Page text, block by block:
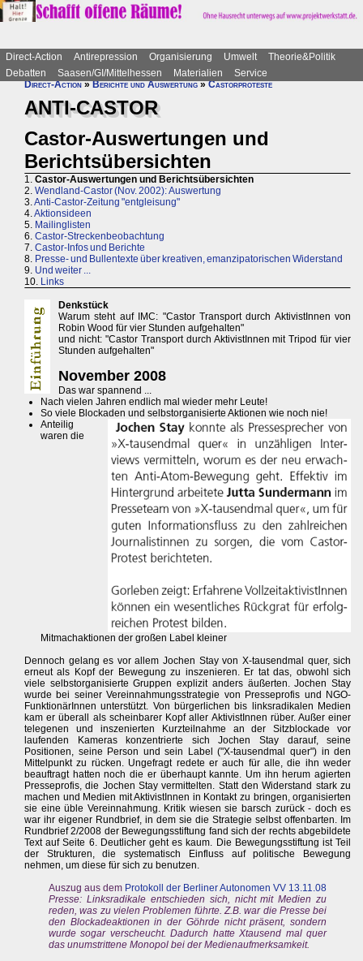
Direct-Action Antirepression Organisierung Umwelt
Theorie&Politik
Debatten
Saasen/GI/Mittelhessen Materialien
Service
Direct-Action»Berichte und Auswertung»Castorproteste
ANTI-CASTOR
Castor-Auswertungen und
Berichtsübersichten
1. Castor-Auswertungen und Berichtsübersichten
2. Wendland-Castor (Nov. 2002): Auswertung
3.Anti-Castor-Zeitung "entgleisung"
4.Aktionsideen
5. Mailinglisten
6. Castor-Streckenbeobachtung
7. Castor-Infos und Berichte
8. Presse- und Bullentexte über kreativen, emanzipatorischen Widerstand
9. Und weiter ...
10. Links
Denkstück
Warum steht auf IMC: "Castor Transport durch AktivistInnen von
Robin Wood für vier Stunden aufgehalten"
und nicht: "Castor Transport durch AktivistInnen mit Tripod für vier
Stunden aufgehalten"
November 2008
Das war spannend ...
Nach vielen Jahren endlich mal wieder mehr Leute!
So viele Blockaden und selbstorganisierte Aktionen wie noch nie!
Anteilig
waren die
Mitmachaktionen der großen Label kleiner
Dennoch gelang es vor allem Jochen Stay von X-tausendmal quer, sich
erneut als Kopf der Bewegung zu inszenieren. Er tat das, obwohl sich
viele selbstorganisierte Gruppen explizit anders äußerten. Jochen Stay
wurde bei seiner Vereinnahmungsstrategie von Presseprofis und NGO-
FunktionärInnen unterstützt. Von bürgerlichen bis linksradikalen Medien
kam er überall als scheinbarer Kopf aller AktivistInnen rüber. Außer einer
telegenen und inszenierten Kurzteilnahme an der Sitzblockade vor
laufenden Kameras konzentrierte sich Jochen Stay darauf, seine
Positionen, seine Person und sein Label ("X-tausendmal quer") in den
Mittelpunkt zu rücken. Ungefragt redete er auch für alle, die ihn weder
beauftragt hatten noch die er überhaupt kannte. Um ihn herum agierten
Presseprofis, die Jochen Stay vermittelten. Statt den Widerstand stark zu
machen und Medien mit AktivistInnen in Kontakt zu bringen, organisierten
sie eine üble Vereinnahmung. Kritik wiesen sie barsch zurück - doch es
war ihr eigener Rundbrief, in dem sie die Strategie selbst offenbarten. Im
Rundbrief 2/2008 der Bewegungsstiftung fand sich der rechts abgebildete
Text auf Seite 6. Deutlicher geht es kaum. Die Bewegungsstiftung ist Teil
der Strukturen, die systematisch Einfluss auf politische Bewegung
nehmen, um diese für sich zu benutzen.
Auszug aus dem Protokoll der Berliner Autonomen VV 13.11.08
Presse: Linksradikale entschieden sich, nicht mit Medien zu
reden, was zu vielen Problemen führte. Z.B. war die Presse bei
den Blockadeaktionen in der Göhrde nicht präsent, sondern
wurde sogar verscheucht. Dadurch hatte Xtausend mal quer
das unumstrittene Monopol bei der Medienaufmerksamkeit.